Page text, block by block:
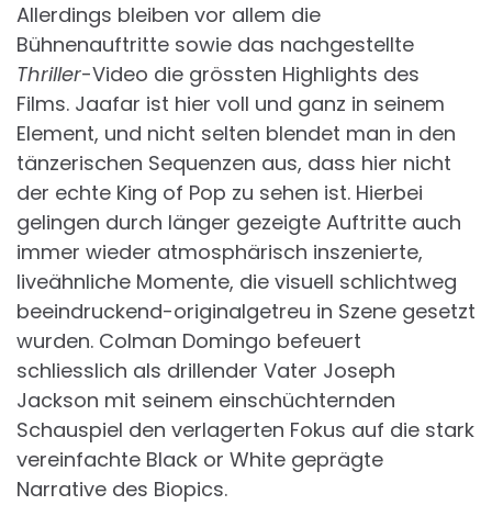
Allerdings bleiben vor allem die
Bühnenauftritte sowie das nachgestellte
Thriller-Video die grössten Highlights des
Films. Jaafar ist hier voll und ganz in seinem
Element, und nicht selten blendet man in den
tänzerischen Sequenzen aus, dass hier nicht
der echte King of Pop zu sehen ist. Hierbei
gelingen durch länger gezeigte Auftritte auch
immer wieder atmosphärisch inszenierte,
liveähnliche Momente, die visuell schlichtweg
beeindruckend-originalgetreu in Szene gesetzt
wurden. Colman Domingo befeuert
schliesslich als drillender Vater Joseph
Jackson mit seinem einschüchternden
Schauspiel den verlagerten Fokus auf die stark
vereinfachte Black or White geprägte
Narrative des Biopics.